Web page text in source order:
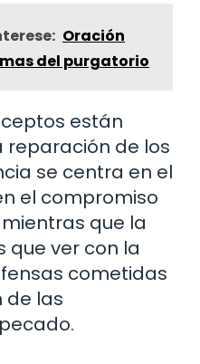
Oración
del purgatorio
están
reparación de los
se centra en el
el compromiso
que la
que ver con la
cometidas
de las